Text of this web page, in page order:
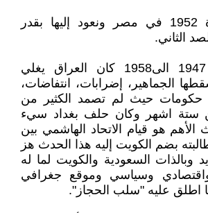
سنترك مؤقتاً ثورة 1952 في مصر ونعود إليها بقدر
الثاني.
خلال الفترة من 1947 الى1958 كان العراق يغلي
الجماهير، إضرابات، انتفاضات،
حكومات حيث لم تصمد الكثير من
ستة اشهر وكان حلف بغداد سيء
هو قيام الاتحاد الهاشمي بين
بضم الكويت إليه هذا الحدث هز
وبالذات السعودية والكويت لما له
وسياسي وموقع جغرافي
اطلق عليه "سلب الحجاز".